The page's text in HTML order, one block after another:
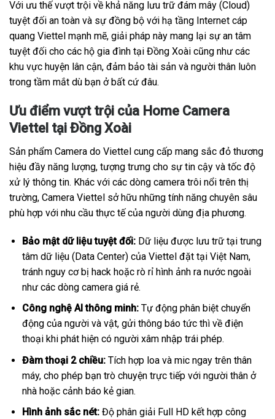
Với ưu thế vượt trội về khả năng lưu trữ đám mây (Cloud)
tuyệt đối an toàn và sự đồng bộ với hạ tầng Internet cáp
quang Viettel mạnh mẽ, giải pháp này mang lại sự an tâm
tuyệt đối cho các hộ gia đình tại Đồng Xoài cũng như các
khu vực huyện lân cận, đảm bảo tài sản và người thân luôn
trong tầm mắt dù bạn ở bất cứ đâu.
Ưu điểm vượt trội của Home Camera
Viettel tại Đồng Xoài
Sản phẩm Camera do Viettel cung cấp mang sắc đỏ thương
hiệu đầy năng lượng, tượng trưng cho sự tin cậy và tốc độ
xử lý thông tin. Khác với các dòng camera trôi nổi trên thị
trường, Camera Viettel sở hữu những tính năng chuyên sâu
phù hợp với nhu cầu thực tế của người dùng địa phương.
Bảo mật dữ liệu tuyệt đối:Dữ liệu được lưu trữ tại trung
tâm dữ liệu (Data Center) của Viettel đặt tại Việt Nam,
tránh nguy cơ bị hack hoặc rò rỉ hình ảnh ra nước ngoài
như các dòng camera giá rẻ.
Công nghệ AI thông minh:Tự động phân biệt chuyển
động của người và vật, gửi thông báo tức thì về điện
thoại khi phát hiện có người xâm nhập trái phép.
Đàm thoại 2 chiều:Tích hợp loa và mic ngay trên thân
máy, cho phép bạn trò chuyện trực tiếp với người thân ở
nhà hoặc cảnh báo kẻ gian.
Hình ảnh sắc nét:Độ phân giải Full HD kết hợp công